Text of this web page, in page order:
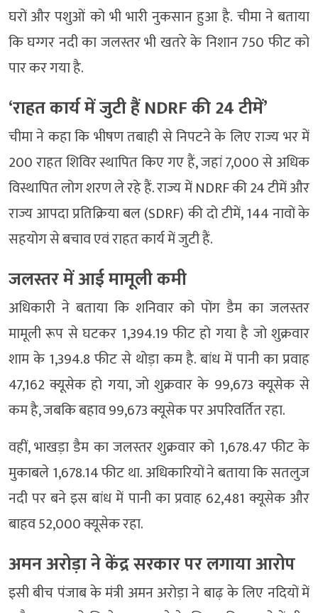
घरों और पशुओं को भी भारी नुकसान हुआ है. चीमा ने बताया
कि घग्गर नदी का जलस्तर भी खतरे के निशान 750 फीट को
पार कर गया है.
‘राहत कार्य में जुटी हैं NDRF की 24 टीमें’
चीमा ने कहा कि भीषण तबाही से निपटने के लिए राज्य भर में
200 राहत शिविर स्थापित किए गए हैं, जहां 7,000 से अधिक
विस्थापित लोग शरण ले रहे हैं. राज्य में NDRF की 24 टीमें और
राज्य आपदा प्रतिक्रिया बल (SDRF) की दो टीमें, 144 नावों के
सहयोग से बचाव एवं राहत कार्य में जुटी हैं.
जलस्तर में आई मामूली कमी
अधिकारी ने बताया कि शनिवार को पोंग डैम का जलस्तर
मामूली रूप से घटकर 1,394.19 फीट हो गया है जो शुक्रवार
शाम के 1,394.8 फीट से थोड़ा कम है. बांध में पानी का प्रवाह
47,162 क्यूसेक हो गया, जो शुक्रवार के 99,673 क्यूसेक से
कम है, जबकि बहाव 99,673 क्यूसेक पर अपरिवर्तित रहा.
वहीं, भाखड़ा डैम का जलस्तर शुक्रवार को 1,678.47 फीट के
मुकाबले 1,678.14 फीट था. अधिकारियों ने बताया कि सतलुज
नदी पर बने इस बांध में पानी का प्रवाह 62,481 क्यूसेक और
बाहव 52,000 क्यूसेक रहा.
अमन अरोड़ा ने केंद्र सरकार पर लगाया आरोप
इसी बीच पंजाब के मंत्री अमन अरोड़ा ने बाढ़ के लिए नदियों में